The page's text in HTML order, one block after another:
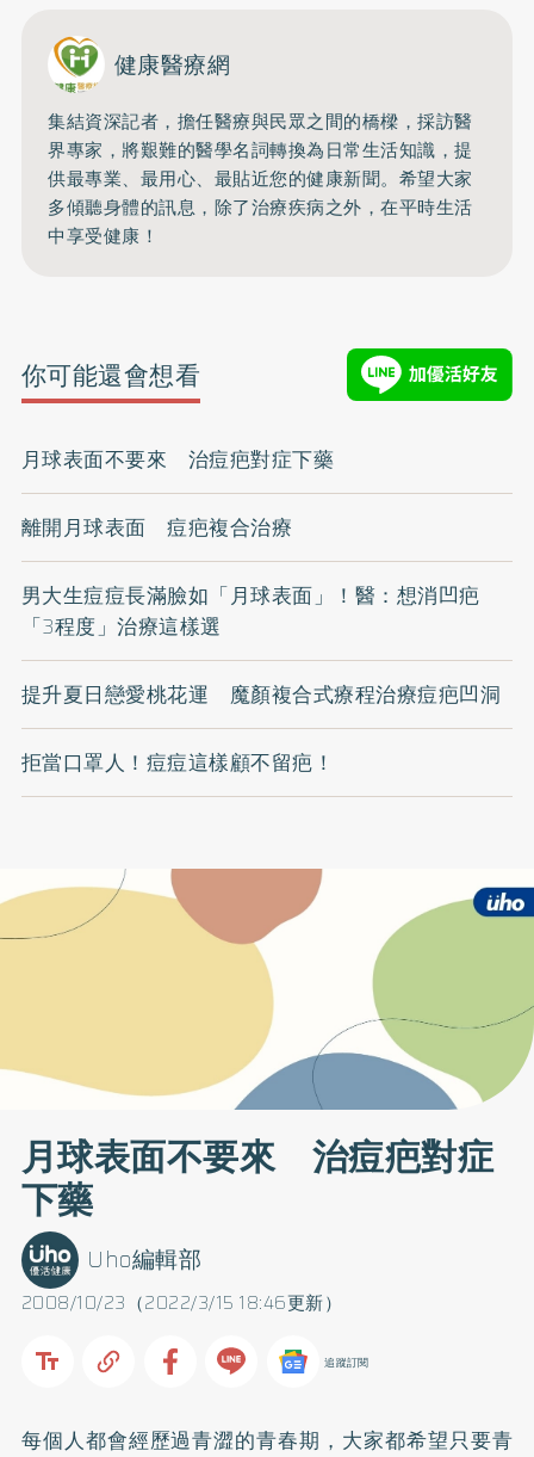
健康醫療網
集結資深記者，擔任醫療與民眾之間的橋樑，採訪醫
界專家，將艱難的醫學名詞轉換為日常生活知識，提
供最專業、最用心、最貼近您的健康新聞。希望大家
多傾聽身體的訊息，除了治療疾病之外，在平時生活
中享受健康！
你可能還會想看
月球表面不要來 治痘疤對症下藥
離開月球表面 痘疤複合治療
男大生痘痘長滿臉如「月球表面」！醫：想消凹疤
「3程度」治療這樣選
提升夏日戀愛桃花運 魔顏複合式療程治療痘疤凹洞
拒當口罩人！痘痘這樣顧不留疤！
月球表面不要來 治痘疤對症
下藥
2008/10/23（2022/3/15 18:46更新）
Uho編輯部
追蹤訂閱
每個人都會經歷過青澀的青春期，大家都希望只要青